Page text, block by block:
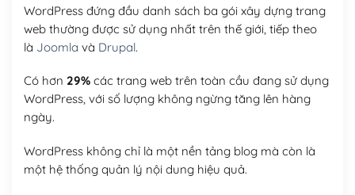
WordPress đứng đầu danh sách ba gói xây dựng trang
web thường được sử dụng nhất trên thế giới, tiếp theo
là Joomla và Drupal.
Có hơn 29%các trang web trên toàn cầu đang sử dụng
WordPress, với số lượng không ngừng tăng lên hàng
ngày.
WordPress không chỉ là một nền tảng blog mà còn là
một hệ thống quản lý nội dung hiệu quả.